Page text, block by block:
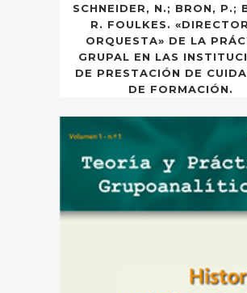
SCHNEIDER, N.; BRON, P.;
R. FOULKES.
ORQUESTA» DE LA
GRUPAL EN LAS
DE PRESTACIÓN DE
DE FORMACIÓN.